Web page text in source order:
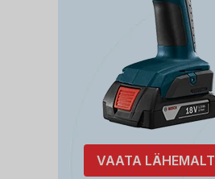
VAATA LÄHEMALT